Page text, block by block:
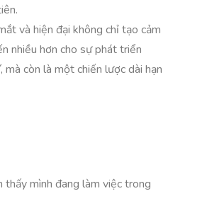
và hiện đại không chỉ tạo cảm
nhiều hơn cho sự phát triển
còn là một chiến lược dài hạn
mình đang làm việc trong